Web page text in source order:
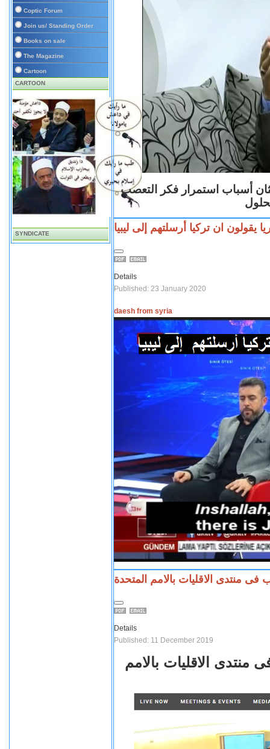
Coptic Forum
Join us/ Standing Order
Books on sale
The Magazine
Cartoon
CARTOON
SYNDICATE
أسباب استمرار فكر التعصب
ان تركيا أرسلتهم إلى ليبيا
Details
Published: 23 January 2020
daesh from syria
منتدى الاقليات بالامم المتحدة
Details
Published: 11 December 2019
الاقليات بالامم